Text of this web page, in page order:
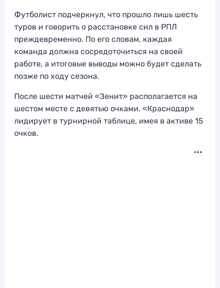
Футболист подчеркнул, что прошло лишь шесть
туров и говорить о расстановке сил в РПЛ
преждевременно. По его словам, каждая
команда должна сосредоточиться на своей
работе, а итоговые выводы можно будет сделать
позже по ходу сезона.
После шести матчей «Зенит» располагается на
шестом месте с девятью очками. «Краснодар»
лидирует в турнирной таблице, имея в активе 15
очков.